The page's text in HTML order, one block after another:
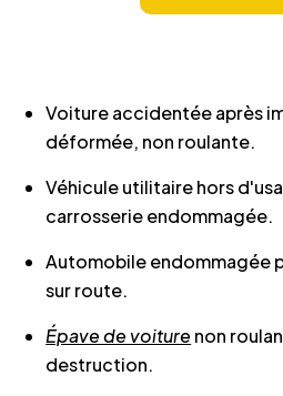
Voiture accidentée après
déformée, non roulante.
Véhicule utilitaire hors
carrosserie endommagée.
Automobile endommagée
sur route.
Épave de voiture non
destruction.